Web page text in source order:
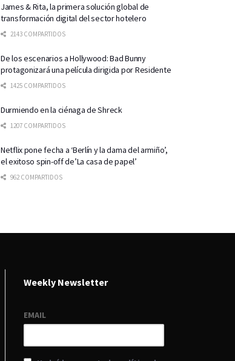
James & Rita, la primera solución global de
transformación digital del sector hotelero
2143 COMPARTIDOS
De los escenarios a Hollywood: Bad Bunny
protagonizará una película dirigida por Residente
1425 COMPARTIDOS
Durmiendo en la ciénaga de Shreck
1207 COMPARTIDOS
Netflix pone fecha a ‘Berlín y la dama del armiño’,
el exitoso spin-off de’La casa de papel’
962 COMPARTIDOS
Weekly Newsletter
EMAIL